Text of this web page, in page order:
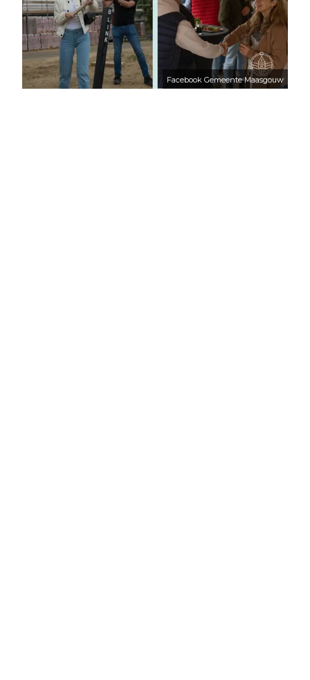
Facebook Gemeente Maasgouw